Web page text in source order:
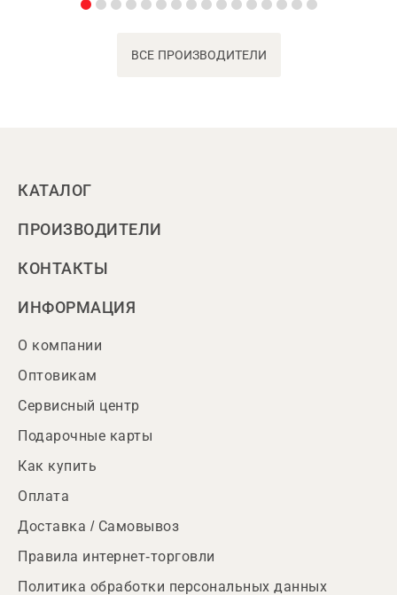
ВСЕ ПРОИЗВОДИТЕЛИ
КАТАЛОГ
ПРОИЗВОДИТЕЛИ
КОНТАКТЫ
ИНФОРМАЦИЯ
О компании
Оптовикам
Сервисный центр
Подарочные карты
Как купить
Оплата
Доставка / Самовывоз
Правила интернет-торговли
Политика обработки персональных данных